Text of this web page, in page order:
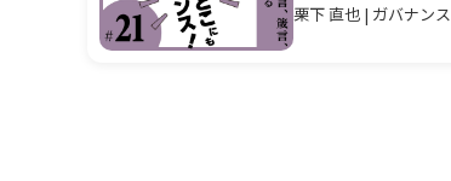
栗下 直也 | ガバナンス